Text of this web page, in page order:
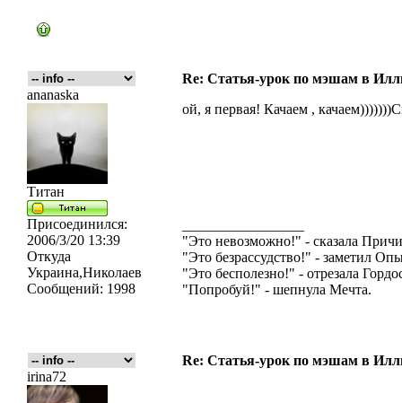
Re: Статья-урок по мэшам в
ananaska
Титан
Присоединился:
2006/3/20 13:39
Откуда
Украина,Николаев
Сообщений: 1998
ой, я первая! Качаем ,
"Это невозможно!" - сказала
"Это безрассудство!" - заметил
"Это бесполезно!" - отрезала
"Попробуй!" - шепнула Мечта.
Re: Статья-урок по мэшам в
irina72